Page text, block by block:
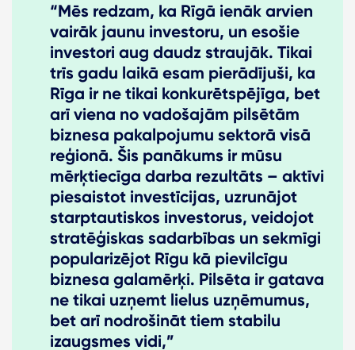
“Mēs redzam, ka Rīgā ienāk arvien
vairāk jaunu investoru, un esošie
investori aug daudz straujāk. Tikai
trīs gadu laikā esam pierādījuši, ka
Rīga ir ne tikai konkurētspējīga, bet
arī viena no vadošajām pilsētām
biznesa pakalpojumu sektorā visā
reģionā. Šis panākums ir mūsu
mērķtiecīga darba rezultāts – aktīvi
piesaistot investīcijas, uzrunājot
starptautiskos investorus, veidojot
stratēģiskas sadarbības un sekmīgi
popularizējot Rīgu kā pievilcīgu
biznesa galamērķi. Pilsēta ir gatava
ne tikai uzņemt lielus uzņēmumus,
bet arī nodrošināt tiem stabilu
izaugsmes vidi,”